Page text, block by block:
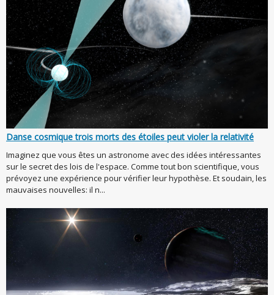
Danse cosmique trois morts des étoiles peut violer la relativité
Imaginez que vous êtes un astronome avec des idées intéressantes
sur le secret des lois de l'espace. Comme tout bon scientifique, vous
prévoyez une expérience pour vérifier leur hypothèse. Et soudain, les
mauvaises nouvelles: il n...